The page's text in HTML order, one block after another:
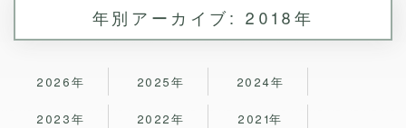
年別アーカイブ: 2018年
2026年 2025年 2024年
2023年 2022年 2021年